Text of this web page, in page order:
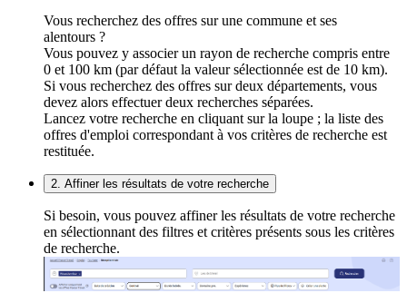
Vous recherchez des offres sur une commune et ses
alentours ?
Vous pouvez y associer un rayon de recherche compris entre
0 et 100 km (par défaut la valeur sélectionnée est de 10 km).
Si vous recherchez des offres sur deux départements, vous
devez alors effectuer deux recherches séparées.
Lancez votre recherche en cliquant sur la loupe ; la liste des
offres d'emploi correspondant à vos critères de recherche est
restituée.
2. Affiner les résultats de votre recherche
Si besoin, vous pouvez affiner les résultats de votre recherche
en sélectionnant des filtres et critères présents sous les critères
de recherche.